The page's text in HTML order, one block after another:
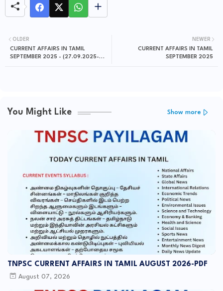
NEWER
CURRENT AFFAIRS IN TAMIL
SEPTEMBER 2025
OLDER
CURRENT AFFAIRS IN TAMIL
SEPTEMBER 2025 - (27.09.2025-
You Might Like Show more
TNPSC CURRENT AFFAIRS IN TAMIL AUGUST 2026-PDF
August 07, 2026